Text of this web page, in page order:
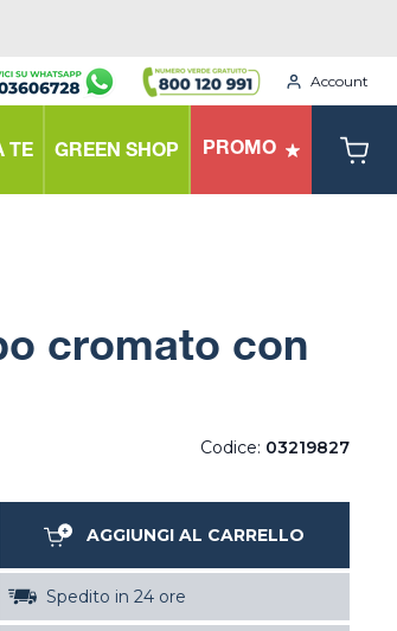
Account
TE GREEN SHOP PROMO
cromato con
Codice: 03219827
AGGIUNGI AL CARRELLO
Spedito in 24 ore